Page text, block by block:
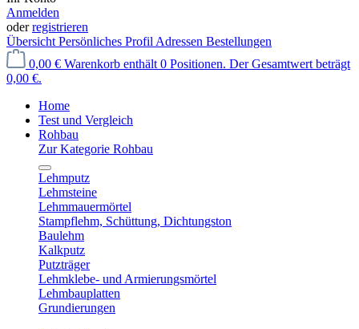
Anmelden
oderregistrieren
Übersicht Persönliches Profil Adressen Bestellungen
0,00 € Warenkorb enthält 0 Positionen. Der Gesamtwert beträgt
0,00 €.
Home
Test und Vergleich
Rohbau
Zur Kategorie Rohbau
Lehmputz
Lehmsteine
Lehmmauermörtel
Stampflehm, Schüttung, Dichtungston
Baulehm
Kalkputz
Putzträger
Lehmklebe- und Armierungsmörtel
Lehmbauplatten
Grundierungen